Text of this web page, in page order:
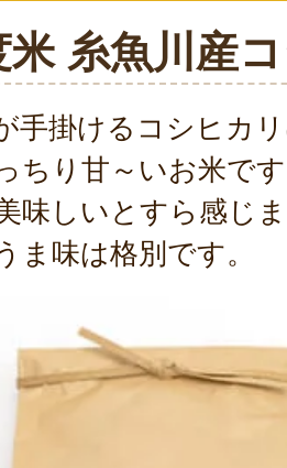
米 糸魚川産
手掛けるコシヒカ
ちり甘～いお米で
味しいとすら感じ
ま味は格別です。